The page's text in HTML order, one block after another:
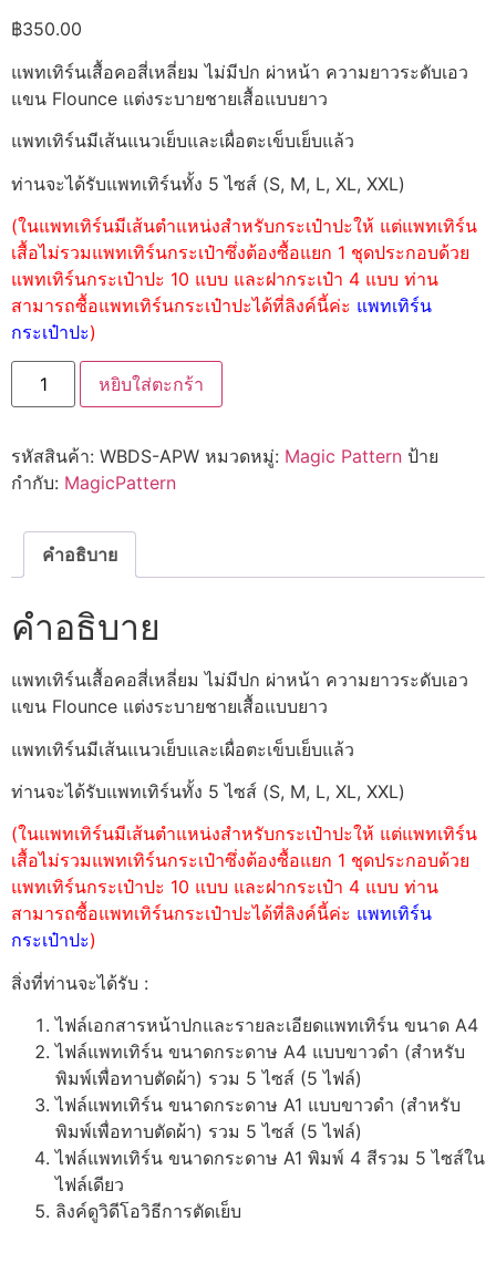
฿350.00
แพทเทิร์นเสื้อคอสี่เหลี่ยม ไม่มีปก ผ่าหน้า ความยาวระดับเอว
แขน Flounce แต่งระบายชายเสื้อแบบยาว
แพทเทิร์นมีเส้นแนวเย็บและเผื่อตะเข็บเย็บแล้ว
ท่านจะได้รับแพทเทิร์นทั้ง 5 ไซส์ (S, M, L, XL, XXL)
(ในแพทเทิร์นมีเส้นตำแหน่งสำหรับกระเป๋าปะให้ แต่แพทเทิร์น
เสื้อไม่รวมแพทเทิร์นกระเป๋าซึ่งต้องซื้อแยก 1 ชุดประกอบด้วย
แพทเทิร์นกระเป๋าปะ 10 แบบ และฝากระเป๋า 4 แบบ ท่าน
สามารถซื้อแพทเทิร์นกระเป๋าปะได้ที่ลิงค์นี้ค่ะ แพทเทิร์น
กระเป๋าปะ)
หยิบใส่ตะกร้า
รหัสสินค้า: WBDS-APW หมวดหมู่: Magic Pattern ป้าย
กำกับ: MagicPattern
คำอธิบาย
คำอธิบาย
แพทเทิร์นเสื้อคอสี่เหลี่ยม ไม่มีปก ผ่าหน้า ความยาวระดับเอว
แขน Flounce แต่งระบายชายเสื้อแบบยาว
แพทเทิร์นมีเส้นแนวเย็บและเผื่อตะเข็บเย็บแล้ว
ท่านจะได้รับแพทเทิร์นทั้ง 5 ไซส์ (S, M, L, XL, XXL)
(ในแพทเทิร์นมีเส้นตำแหน่งสำหรับกระเป๋าปะให้ แต่แพทเทิร์น
เสื้อไม่รวมแพทเทิร์นกระเป๋าซึ่งต้องซื้อแยก 1 ชุดประกอบด้วย
แพทเทิร์นกระเป๋าปะ 10 แบบ และฝากระเป๋า 4 แบบ ท่าน
สามารถซื้อแพทเทิร์นกระเป๋าปะได้ที่ลิงค์นี้ค่ะ แพทเทิร์น
กระเป๋าปะ)
สิ่งที่ท่านจะได้รับ :
ไฟล์เอกสารหน้าปกและรายละเอียดแพทเทิร์น ขนาด A4
ไฟล์แพทเทิร์น ขนาดกระดาษ A4 แบบขาวดำ (สำหรับ
พิมพ์เพื่อทาบตัดผ้า) รวม 5 ไซส์ (5 ไฟล์)
ไฟล์แพทเทิร์น ขนาดกระดาษ A1 แบบขาวดำ (สำหรับ
พิมพ์เพื่อทาบตัดผ้า) รวม 5 ไซส์ (5 ไฟล์)
ไฟล์แพทเทิร์น ขนาดกระดาษ A1 พิมพ์ 4 สีรวม 5 ไซส์ใน
ไฟล์เดียว
ลิงค์ดูวิดีโอวิธีการตัดเย็บ